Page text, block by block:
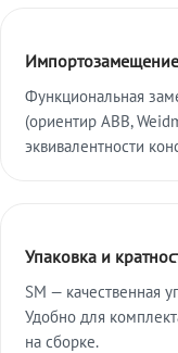
Функциональная
(ориентир ABB,
эквивалентности
Упаковка и
SM — качественная
Удобно для
на сборке.